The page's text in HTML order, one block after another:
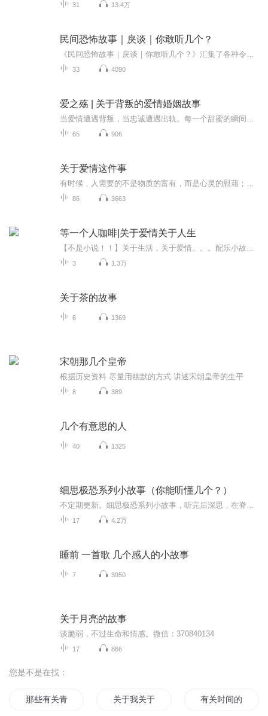
31 13.4万
民间恐怖故事｜戾谈｜你敢听几个？
33 4090
爱之殇 | 关于背叛的爱情婚姻故事
65 906
关于爱情这件事
86 3663
等一个人咖啡|关于爱情关于人生
3 1.3万
关于茶的故事
6 1369
宋朝那几个皇帝
根据历史资料 尽量用幽默的方式 讲述宋朝皇帝的生平
8 389
几个有意思的人
40 1325
细思极恐系列小故事（你能听懂几个？）
17 4.2万
睡前 一首歌 几个感人的小故事
7 3950
关于月亮的故事
谈脆弱，不过生命和情感。微信：370840134
17 866
您是不是在找：
那些有关青春的故事 关于我关于你关于我们 有关时间的小故事